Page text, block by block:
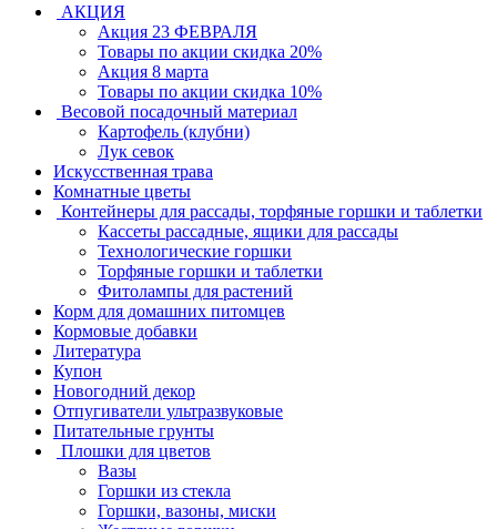
АКЦИЯ
Акция 23 ФЕВРАЛЯ
Товары по акции скидка 20%
Акция 8 марта
Товары по акции скидка 10%
Весовой посадочный материал
Картофель (клубни)
Лук севок
Искусственная трава
Комнатные цветы
Контейнеры для рассады, торфяные горшки и таблетки
Кассеты рассадные, ящики для рассады
Технологические горшки
Торфяные горшки и таблетки
Фитолампы для растений
Корм для домашних питомцев
Кормовые добавки
Литература
Купон
Новогодний декор
Отпугиватели ультразвуковые
Питательные грунты
Плошки для цветов
Вазы
Горшки из стекла
Горшки, вазоны, миски